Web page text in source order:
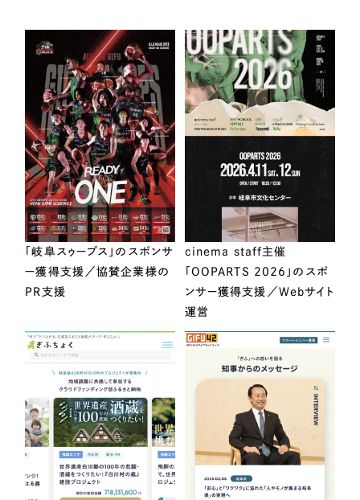
「岐阜スゥープス」のスポンサ
ー獲得支援／協賛企業様の
PR支援
cinema staff主催
「OOPARTS 2026」のスポ
ンサー獲得支援／Webサイト
運営